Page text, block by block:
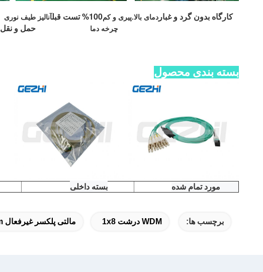
کارگاه بدون گرد و غبار دمای بالا.پیری و کم100% تست قبل
آنالیز طیف نوری
چرخه دما
حمل و نقل
بسته بندی محصول
مورد تمام شده بسته داخلی
برچسب ها: WDM درشت 1x8 مالتی پلکسر غیرفعال Cwdm